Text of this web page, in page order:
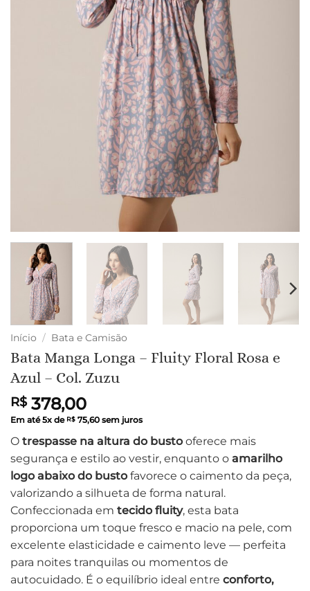
Início / Bata e Camisão
Bata Manga Longa – Fluity Floral Rosa e
Azul – Col. Zuzu
R$378,00
Em até5x de R$ 75,60 sem juros
O trespasse na altura do busto oferece mais
segurança e estilo ao vestir, enquanto o amarilho
logo abaixo do busto favorece o caimento da peça,
valorizando a silhueta de forma natural.
Confeccionada em tecido fluity, esta bata
proporciona um toque fresco e macio na pele, com
excelente elasticidade e caimento leve — perfeita
para noites tranquilas ou momentos de
autocuidado. É o equilíbrio ideal entre conforto,